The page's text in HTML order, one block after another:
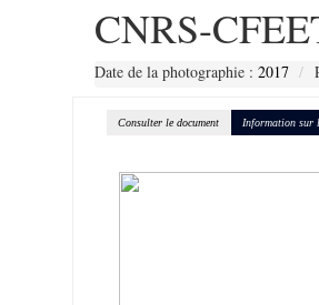
CNRS-
Date de la photographie : 2017
Consulter le document Information sur